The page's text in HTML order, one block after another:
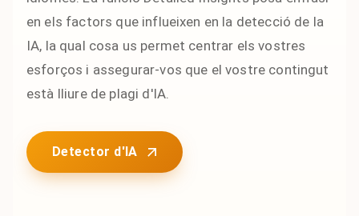
en els factors que influeixen en la detecció de la
IA, la qual cosa us permet centrar els vostres
esforços i assegurar-vos que el vostre contingut
està lliure de plagi d'IA.
Detector d'IA